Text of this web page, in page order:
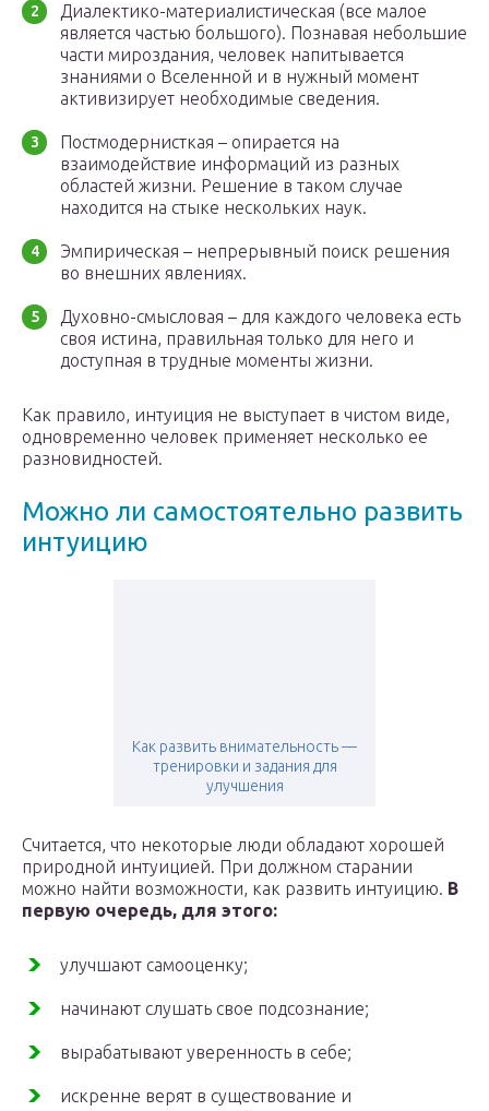
Диалектико-материалистическая (все малое
является частью большого). Познавая небольшие
части мироздания, человек напитывается
знаниями о Вселенной и в нужный момент
активизирует необходимые сведения.
Постмодернисткая – опирается на
взаимодействие информаций из разных
областей жизни. Решение в таком случае
находится на стыке нескольких наук.
Эмпирическая – непрерывный поиск решения
во внешних явлениях.
Духовно-смысловая – для каждого человека есть
своя истина, правильная только для него и
доступная в трудные моменты жизни.
Как правило, интуиция не выступает в чистом виде,
одновременно человек применяет несколько ее
разновидностей.
Можно ли самостоятельно развить
интуицию
Как развить внимательность —
тренировки и задания для
улучшения
Считается, что некоторые люди обладают хорошей
природной интуицией. При должном старании
можно найти возможности, как развить интуицию. В
первую очередь, для этого:
улучшают самооценку;
начинают слушать свое подсознание;
вырабатывают уверенность в себе;
искренне верят в существование и